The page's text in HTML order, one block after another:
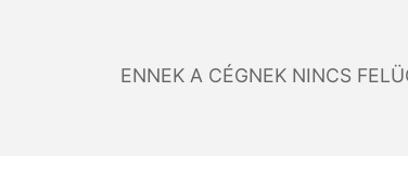
ENNEK A CÉGNEK NINCS